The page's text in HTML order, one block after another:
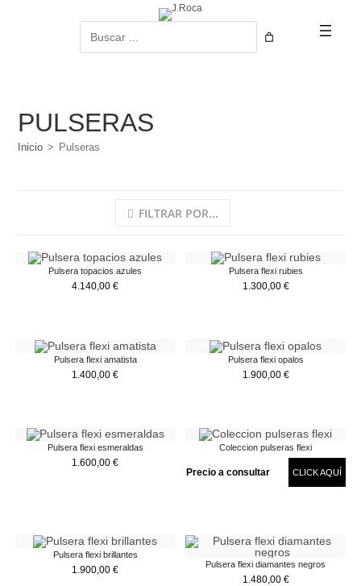
PULSERAS
Inicio > Pulseras
FILTRAR POR...
Pulsera topacios azules
4.140,00€
Pulsera flexi rubies
1.300,00 €
Pulsera flexi amatista
1.400,00€
Pulsera flexi opalos
1.900,00 €
Pulsera flexi esmeraldas
1.600,00€
Coleccion pulseras flexi
Precio a consultar CLICK AQUÍ
Pulsera flexi brillantes
1.900,00€
Pulsera flexi diamantes negros
1.480,00 €